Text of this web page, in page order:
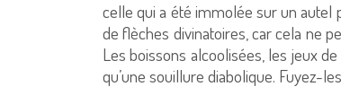
celle qui a été immolée sur un autel
de flèches divinatoires, car cela ne
Les boissons alcoolisées, les jeux
qu’une souillure diabolique. Fuyez-